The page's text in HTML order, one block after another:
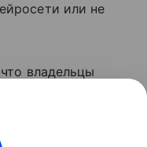
или не
владельцы
в